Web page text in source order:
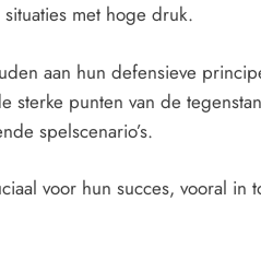
met hoge druk.
aan hun defensieve
sterke punten van de
spelscenario’s.
voor hun succes, vooral in